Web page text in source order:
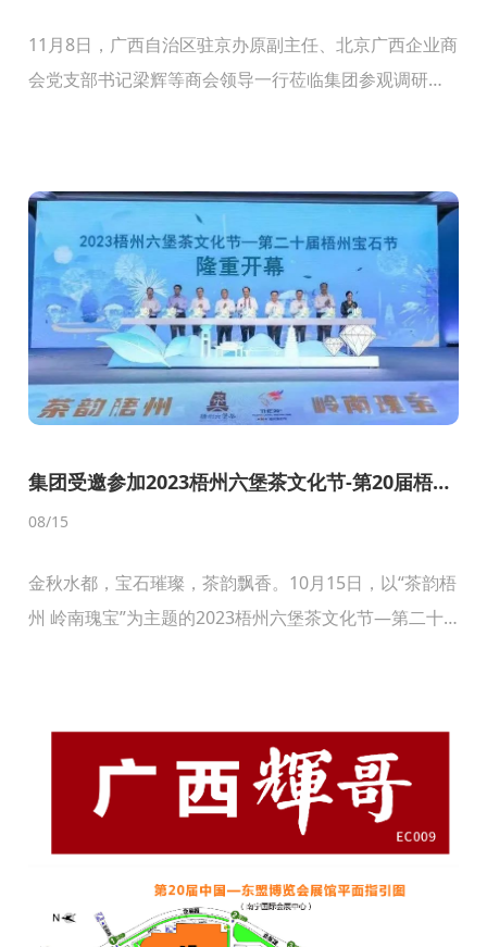
11月8日，广西自治区驻京办原副主任、北京广西企业商
会党支部书记梁辉等商会领导一行莅临集团参观调研。
集团受邀参加2023梧州六堡茶文化节-第20届梧州
宝石节
08/15
金秋水都，宝石璀璨，茶韵飘香。10月15日，以“茶韵梧
州 岭南瑰宝”为主题的2023梧州六堡茶文化节—第二十